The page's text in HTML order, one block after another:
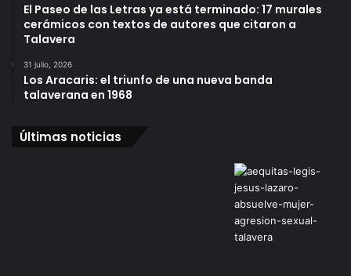
El Paseo de las Letras ya está terminado: 17 murales
cerámicos con textos de autores que citaron a
Talavera
31 julio, 2026
Los Aracaris: el triunfo de una nueva banda
talaverana en 1968
Últimas noticias